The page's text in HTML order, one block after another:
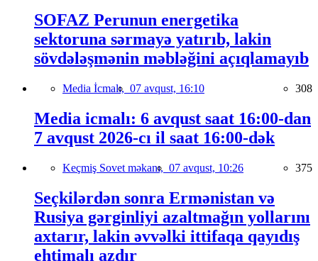
SOFAZ Perunun energetika
sektoruna sərmayə yatırıb, lakin
sövdələşmənin məbləğini açıqlamayıb
Media İcmalı, 07 avqust, 16:10 308
Media icmalı: 6 avqust saat 16:00-dan
7 avqust 2026-cı il saat 16:00-dək
Keçmiş Sovet məkanı, 07 avqust, 10:26 375
Seçkilərdən sonra Ermənistan və
Rusiya gərginliyi azaltmağın yollarını
axtarır, lakin əvvəlki ittifaqa qayıdış
ehtimalı azdır